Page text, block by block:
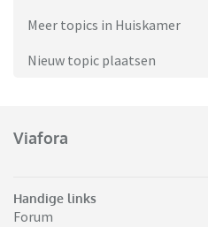
Meer topics in Huiskamer
Nieuw topic plaatsen
Viafora
Handige links
Forum